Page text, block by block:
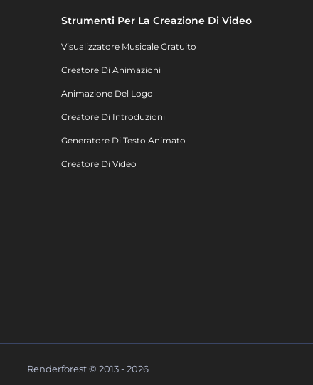
Strumenti Per La Creazione Di Video
Visualizzatore Musicale Gratuito
Creatore Di Animazioni
Animazione Del Logo
Creatore Di Introduzioni
Generatore Di Testo Animato
Creatore Di Video
Renderforest © 2013 - 2026